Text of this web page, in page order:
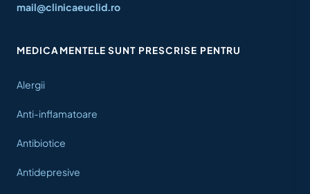
mail@clinicaeuclid.ro
MEDICAMENTELE SUNT PRESCRISE PENTRU
Alergii
Anti-inflamatoare
Antibiotice
Antidepresive